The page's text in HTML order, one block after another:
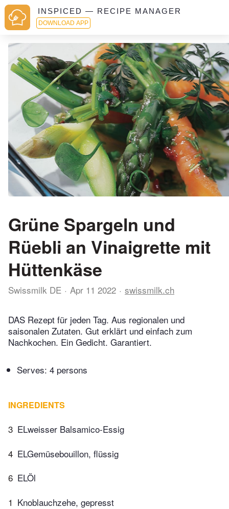
INSPICED — RECIPE MANAGER
DOWNLOAD APP
Grüne Spargeln und
Rüebli an Vinaigrette mit
Hüttenkäse
Swissmilk DE Apr 11 2022 swissmilk.ch
DAS Rezept für jeden Tag. Aus regionalen und
saisonalen Zutaten. Gut erklärt und einfach zum
Nachkochen. Ein Gedicht. Garantiert.
Serves: 4 persons
INGREDIENTS
3 ELweisser Balsamico-Essig
4 ELGemüsebouillon, flüssig
6 ELÖl
1 Knoblauchzehe, gepresst